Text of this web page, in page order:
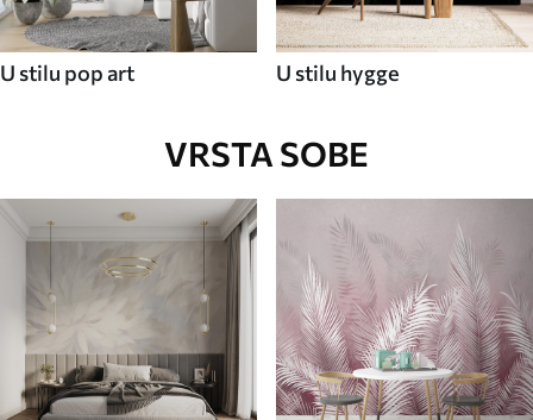
U stilu pop art U stilu hygge
VRSTA SOBE